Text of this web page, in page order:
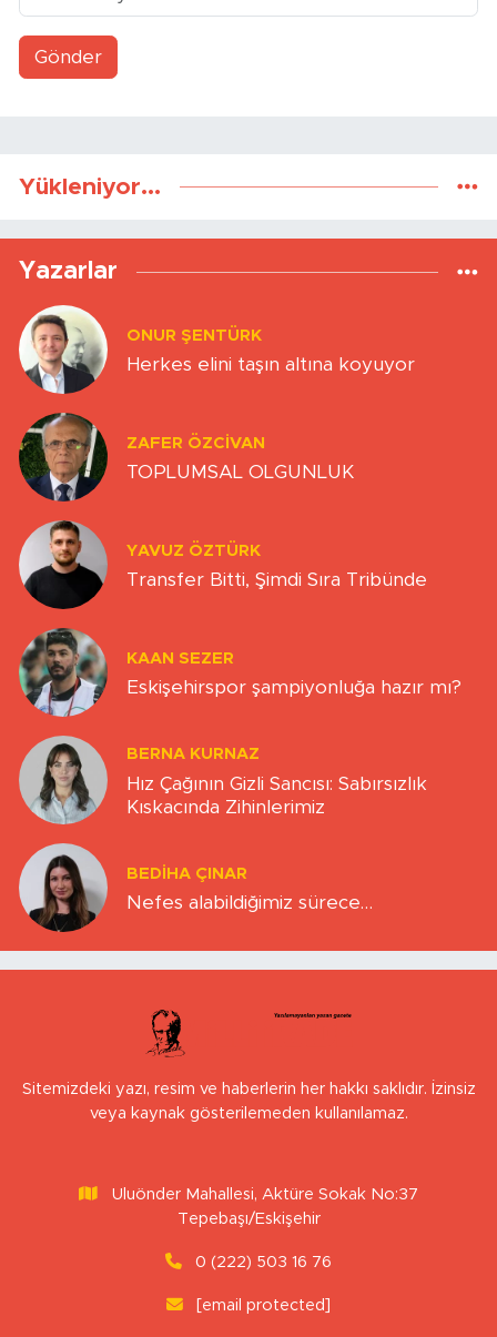
Gönder
Yükleniyor...
Yazarlar
ONUR ŞENTÜRK
Herkes elini taşın altına koyuyor
ZAFER ÖZCIVAN
TOPLUMSAL OLGUNLUK
YAVUZ ÖZTÜRK
Transfer Bitti, Şimdi Sıra Tribünde
KAAN SEZER
Eskişehirspor şampiyonluğa hazır mı?
BERNA KURNAZ
Hız Çağının Gizli Sancısı: Sabırsızlık
Kıskacında Zihinlerimiz
BEDIHA ÇINAR
Nefes alabildiğimiz sürece…
Sitemizdeki yazı, resim ve haberlerin her hakkı saklıdır. İzinsiz
veya kaynak gösterilemeden kullanılamaz.
Uluönder Mahallesi, Aktüre Sokak No:37
Tepebaşı/Eskişehir
0 (222) 503 16 76
[email protected]